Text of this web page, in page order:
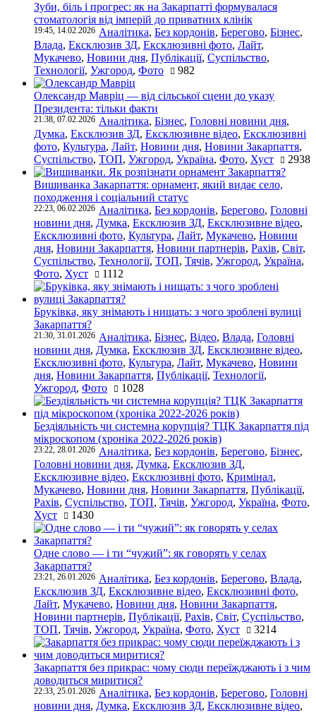
Зуби, біль і прогрес: як на Закарпатті формувалася
стоматологія від імперій до приватних клінік
19:45, 14.02.2026 Аналітика, Без кордонів, Берегово, Бізнес,
Влада, Ексклюзив ЗД, Ексклюзивні фото, Лайт,
Мукачево, Новини дня, Публікації, Суспільство,
Технології, Ужгород, Фото 982
Олександр Мавріц — від сільської сцени до указу
Президента: тільки факти
21:38, 07.02.2026 Аналітика, Бізнес, Головні новини дня,
Думка, Ексклюзив ЗД, Ексклюзивне відео, Ексклюзивні
фото, Культура, Лайт, Новини дня, Новини Закарпаття,
Суспільство, ТОП, Ужгород, Україна, Фото, Хуст 2938
Вишиванка Закарпаття: орнамент, який видає село,
походження і соціальний статус
22:23, 06.02.2026 Аналітика, Без кордонів, Берегово, Головні
новини дня, Думка, Ексклюзив ЗД, Ексклюзивне відео,
Ексклюзивні фото, Культура, Лайт, Мукачево, Новини
дня, Новини Закарпаття, Новини партнерів, Рахів, Світ,
Суспільство, Технології, ТОП, Тячів, Ужгород, Україна,
Фото, Хуст 1112
Бруківка, яку знімають і нищать: з чого зроблені вулиці
Закарпаття?
21:30, 31.01.2026 Аналітика, Бізнес, Відео, Влада, Головні
новини дня, Думка, Ексклюзив ЗД, Ексклюзивне відео,
Ексклюзивні фото, Культура, Лайт, Мукачево, Новини
дня, Новини Закарпаття, Публікації, Технології,
Ужгород, Фото 1028
Бездіяльність чи системна корупція? ТЦК Закарпаття під
мікроскопом (хроніка 2022-2026 років)
23:22, 28.01.2026 Аналітика, Без кордонів, Берегово, Бізнес,
Головні новини дня, Думка, Ексклюзив ЗД,
Ексклюзивне відео, Ексклюзивні фото, Кримінал,
Мукачево, Новини дня, Новини Закарпаття, Публікації,
Рахів, Суспільство, ТОП, Тячів, Ужгород, Україна, Фото,
Хуст
1430
Одне слово — і ти “чужий”: як говорять у селах
Закарпаття?
23:21, 26.01.2026 Аналітика, Без кордонів, Берегово, Влада,
Ексклюзив ЗД, Ексклюзивне відео, Ексклюзивні фото,
Лайт, Мукачево, Новини дня, Новини Закарпаття,
Новини партнерів, Публікації, Рахів, Світ, Суспільство,
ТОП, Тячів, Ужгород, Україна, Фото, Хуст 3214
Закарпаття без прикрас: чому сюди переїжджають і з чим
доводиться миритися?
22:33, 25.01.2026 Аналітика, Без кордонів, Берегово, Головні
новини дня, Думка, Ексклюзив ЗД, Ексклюзивне відео,